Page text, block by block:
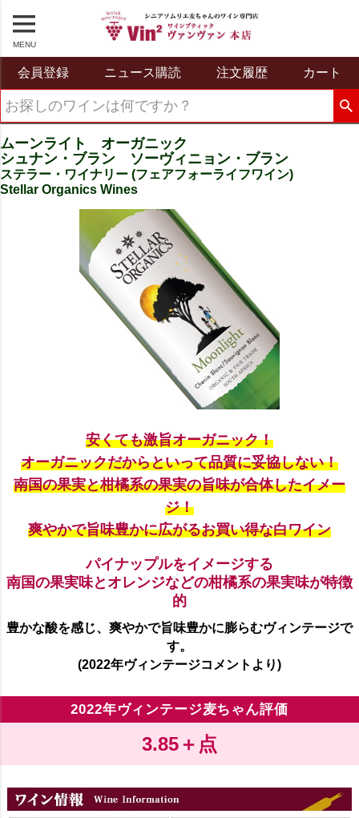
MENU
会員登録 ニュース購読 注文履歴 カート
ムーンライト オーガニック
シュナン・ブラン ソーヴィニョン・ブラン
ステラー・ワイナリー (フェアフォーライフワイン)
Stellar Organics Wines
安くても激旨オーガニック！
オーガニックだからといって品質に妥協しない！
南国の果実と柑橘系の果実の旨味が合体したイメー
ジ！
爽やかで旨味豊かに広がるお買い得な白ワイン
パイナップルをイメージする
南国の果実味とオレンジなどの柑橘系の果実味が特徴
的
豊かな酸を感じ、爽やかで旨味豊かに膨らむヴィンテージで
す。
(2022年ヴィンテージコメントより)
2022年ヴィンテージ麦ちゃん評価
3.85＋点